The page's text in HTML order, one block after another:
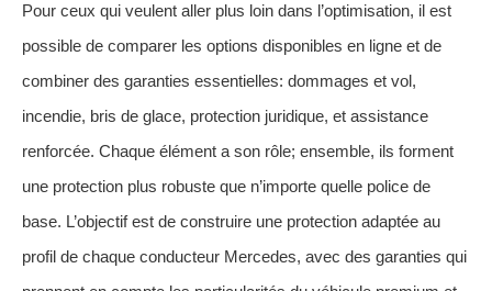
Pour ceux qui veulent aller plus loin dans l’optimisation, il est
possible de comparer les options disponibles en ligne et de
combiner des garanties essentielles: dommages et vol,
incendie, bris de glace, protection juridique, et assistance
renforcée. Chaque élément a son rôle; ensemble, ils forment
une protection plus robuste que n’importe quelle police de
base. L’objectif est de construire une protection adaptée au
profil de chaque conducteur Mercedes, avec des garanties qui